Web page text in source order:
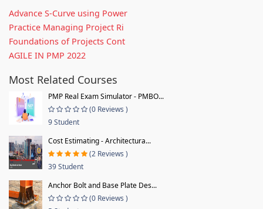
Advance S-Curve using Power
Practice Managing Project Ri
Foundations of Projects Cont
AGILE IN PMP 2022
Most Related Courses
PMP Real Exam Simulator - PMBO...
(0 Reviews )
9 Student
Cost Estimating - Architectura...
(2 Reviews )
39 Student
Anchor Bolt and Base Plate Des...
(0 Reviews )